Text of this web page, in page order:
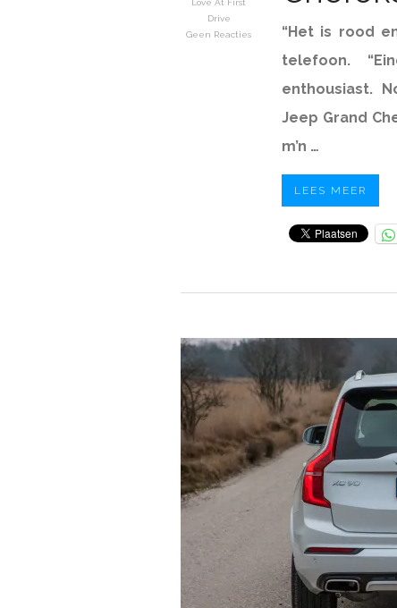
Love At First
Drive
Geen Reacties
“Het is rood
telefoon.
enthousiast.
Jeep Grand
m’n …
LEES MEER